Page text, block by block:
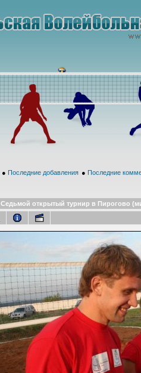
● Последние добавления ● Последние
Седьмой открытый турнир в Пирогово